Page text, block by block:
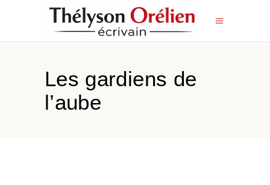
Les gardiens de
l’aube